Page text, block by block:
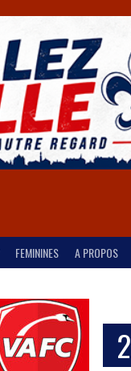
FEMININES A PROPOS
2